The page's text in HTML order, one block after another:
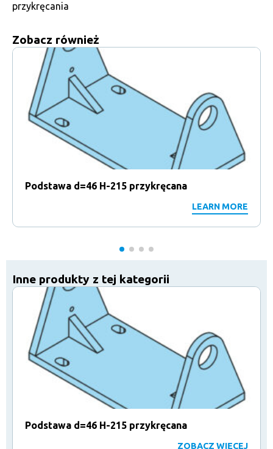
przykręcania
Zobacz również
Podstawa d=46 H-215 przykręcana
LEARN MORE
Inne produkty z tej kategorii
Podstawa d=46 H-215 przykręcana
ZOBACZ WIĘCEJ